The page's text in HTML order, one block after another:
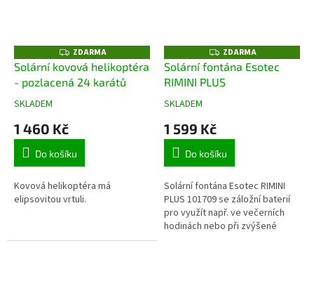
Z
D
A
R
ZDARMA
Solární kovová helikoptéra
- pozlacená 24 karátů
Průměrné
produktu
5,0
5
hvězdiček.
SKLADEM
1 460 Kč
Do košíku
Kovová helikoptéra má
elipsovitou vrtuli.
Z
D
A
R
ZDARMA
Solární fontána Esotec
RIMINI PLUS
Průměrné
produktu
3,8
5
hvězdiček.
SKLADEM
1 599 Kč
Do košíku
Solární fontána Esotec RIMINI
PLUS 101709 se záložní baterií
pro využít např. ve večerních
hodinách nebo při zvýšené